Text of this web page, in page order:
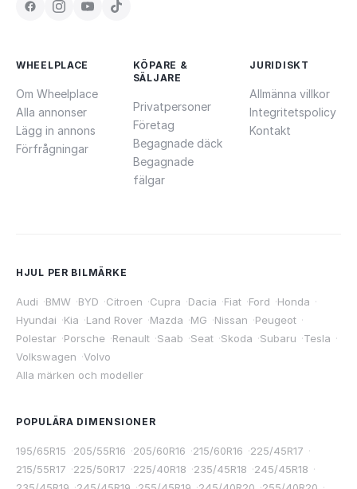
WHEELPLACE
Om Wheelplace
Alla annonser
Lägg in annons
Förfrågningar
KÖPARE &
SÄLJARE
Privatpersoner
Företag
Begagnade däck
Begagnade
fälgar
JURIDISKT
Allmänna villkor
Integritetspolicy
Kontakt
HJUL PER BILMÄRKE
Audi ·BMW ·BYD ·Citroen ·Cupra ·Dacia ·Fiat ·Ford ·Honda ·
Hyundai ·Kia ·Land Rover ·Mazda ·MG ·Nissan ·Peugeot ·
Polestar ·Porsche ·Renault ·Saab ·Seat ·Skoda ·Subaru ·Tesla ·
Volkswagen ·Volvo
Alla märken och modeller
POPULÄRA DIMENSIONER
195/65R15 ·205/55R16 ·205/60R16 ·215/60R16 ·225/45R17 ·
215/55R17 ·225/50R17 ·225/40R18 ·235/45R18 ·245/45R18 ·